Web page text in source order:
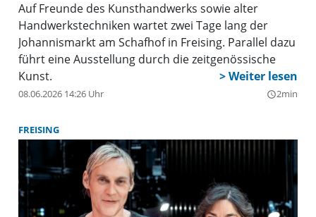
Auf Freunde des Kunsthandwerks sowie alter
Handwerkstechniken wartet zwei Tage lang der
Johannismarkt am Schafhof in Freising. Parallel dazu
führt eine Ausstellung durch die zeitgenössische
Kunst.
08.06.2026 14:26 Uhr query_builder2min
FREISING